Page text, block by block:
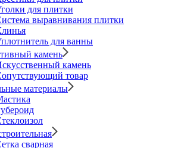
для плитки
выравнивания плитки
для ванны
камень
камень
товар
материалы
сварная